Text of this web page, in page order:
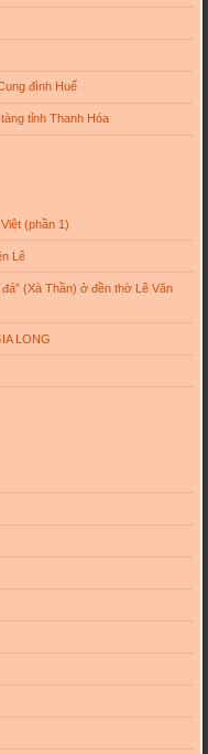
đình Huế
tỉnh Thanh Hóa
(phần 1)
Lê
(Xà Thần) ở đền thờ Lê Văn
LONG